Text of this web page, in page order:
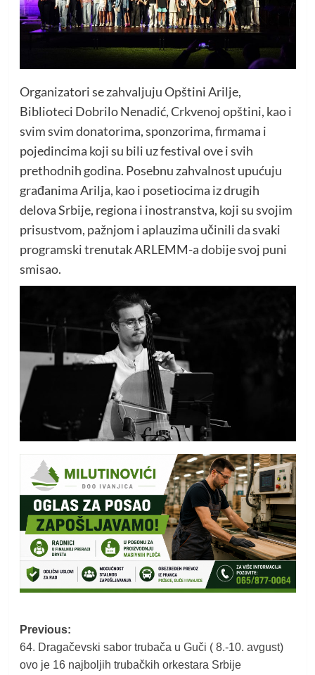
Organizatori se zahvaljuju Opštini Arilje,
Biblioteci Dobrilo Nenadić, Crkvenoj opštini, kao i
svim svim donatorima, sponzorima, firmama i
pojedincima koji su bili uz festival ove i svih
prethodnih godina. Posebnu zahvalnost upućuju
građanima Arilja, kao i posetiocima iz drugih
delova Srbije, regiona i inostranstva, koji su svojim
prisustvom, pažnjom i aplauzima učinili da svaki
programski trenutak ARLEMM-a dobije svoj puni
smisao.
Post
navigation
Previous:
64. Dragačevski sabor trubača u Guči ( 8.-10. avgust)
ovo je 16 najboljih trubačkih orkestara Srbije